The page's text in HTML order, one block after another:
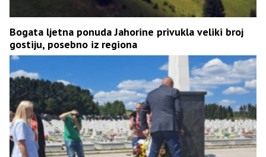
Bogata ljetna ponuda Jahorine privukla veliki broj
gostiju, posebno iz regiona